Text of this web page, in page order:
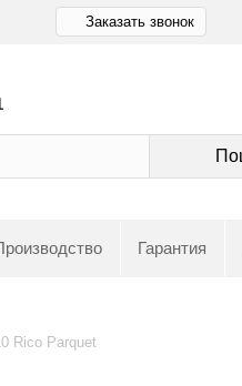
Заказать звонок
Гарантия
Rico Parquet